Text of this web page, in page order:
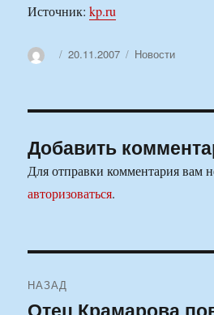
Источник:kp.ru
АвторОпубликовано
20.11.2007 Рубрики
Новости
Добавить
Для отправки комментария вам
авторизоваться.
по
НАЗАД
Предыдущая
Отец Крамарова